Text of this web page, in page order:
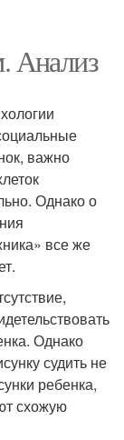
Анализ
важно
Однако о
все же
Однако
судить не
ребенка,
схожую